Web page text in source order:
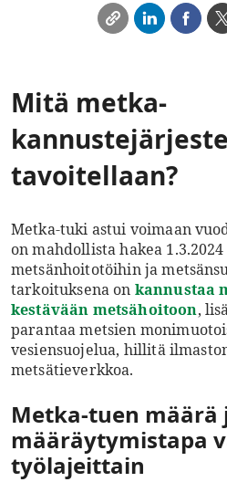
Mitä metka-
tavoitellaan?
Metka-tuki astui voimaan
on mahdollista hakea
metsänhoitotöihin ja
tarkoituksena on kannustaa
kestävään metsähoitoon,
parantaa metsien
vesiensuojelua, hillitä
metsätieverkkoa.
Metka-tuen määrä
määräytymistapa
työlajeittain